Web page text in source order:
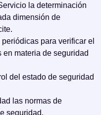
la determinación
dimensión de
para verificar el
materia de seguridad
del estado de seguridad
las normas de
seguridad.